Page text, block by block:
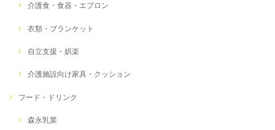
介護食・食器・エプロン
衣類・ブランケット
自立支援・娯楽
介護施設向け家具・クッション
フード・ドリンク
森永乳業